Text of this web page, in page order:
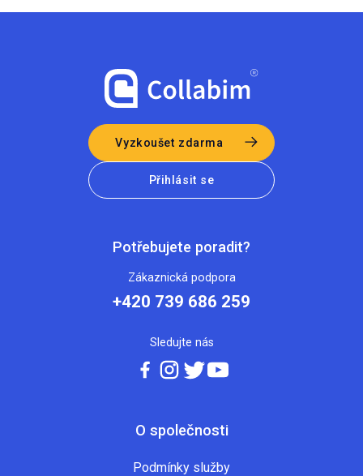
Vyzkoušet zdarma
Přihlásit se
O společnosti
Podmínky služby
Potřebujete poradit?
Zákaznická podpora
+420 739 686 259
Sledujte nás